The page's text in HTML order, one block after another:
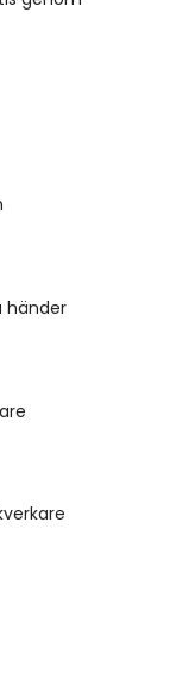
händer